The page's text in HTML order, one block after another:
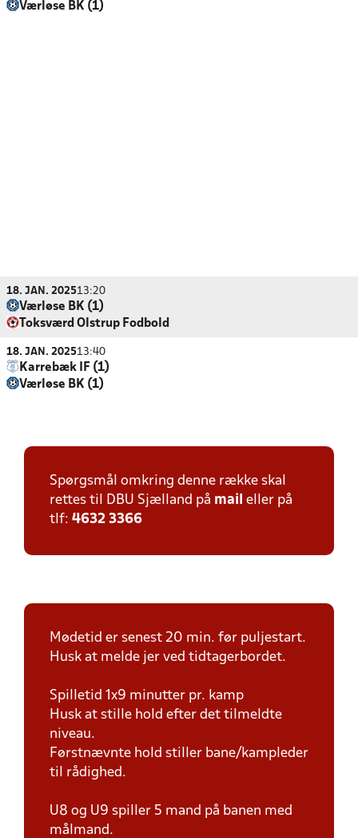
Værløse BK (1)
18. JAN. 202513:20
Værløse BK (1)
Toksværd Olstrup Fodbold
18. JAN. 202513:40
Karrebæk IF (1)
Værløse BK (1)
Spørgsmål omkring denne række skal
rettes til DBU Sjælland på mail eller på
tlf: 4632 3366
Mødetid er senest 20 min. før puljestart.
Husk at melde jer ved tidtagerbordet.
Spilletid 1x9 minutter pr. kamp
Husk at stille hold efter det tilmeldte
niveau.
Førstnævnte hold stiller bane/kampleder
til rådighed.
U8 og U9 spiller 5 mand på banen med
målmand.